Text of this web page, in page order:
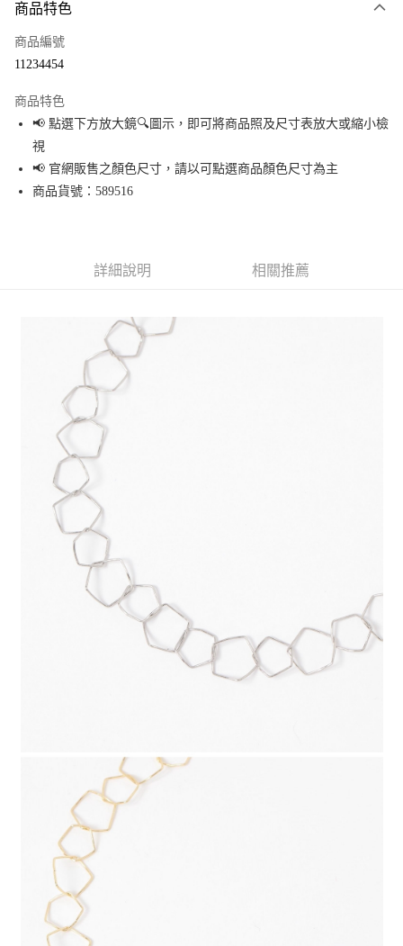
信用卡一次付款
Apple Pay
街口支付
悠遊付
【大哥付你分期使用說明】
1.本服務由台灣大哥大提供，台灣大哥大用戶可立即使用無須另外申請。
2.付款方式選擇「大哥付你分期」，訂單成立後會自動跳轉到大哥付的交易
流程，驗證手機門號後，選擇欲分期的期數、繳款截止日，確認付款後即完
3.實際核准額度、可分期數及費用金額請依後續交易確認頁面所載為準。
4.訂單成立30分鐘內，如未前往確認交易或遇審核未通過，訂單將自動取
消。如遇「轉專審核」未通過狀況，表示未達大哥付你分期系統評分，恕無
法說明評估內容。
【繳款方式說明】
1.分期款項不併入電信帳單，「大哥付你分期」於每月結算日後寄送繳費提
醒簡訊。
2.透過簡訊連結打開帳單後，可選擇「超商條碼／台灣大直營門市／銀行轉
帳／街口支付／iPASS MONEY」等通路繳費。
1.本服務係由「台灣大哥大股份有限公司」（以下簡稱本公司）所提供，讓
用戶於交易時，得透過本服務購買商品或服務，並由商店將買賣／分期付款
買賣價金債權讓與本公司後，依約使用本公司帳單繳交帳款。
2.基於同意付款使用「大哥付你分期」之契約關係目的，商店將以您的個人
資料（包含姓名、電話或地址）提供予台灣大哥大進項蒐集、處理及利用，
由本公司與您本人進行分期帳單所需資料之確認、核對及更正。
https://oppay.tw/userRule
AFTEE先享後付
【關於「AFTEE先享後付」】
AFTEE先享後付是「在收到商品之後才付款」的支付方式。 讓您購物簡單便
利好安心！
１．簡單：不需註冊會員、不需綁卡、不需儲值。
２．便利：只要手機號碼，簡訊認證，即可結帳。
３．安心：先確認商品／服務後，再付款。
【「AFTEE先享後付」結帳流程】
１．於結帳方式選擇「AFTEE先享後付」後，將跳轉至「AFTEE先享後付」
結帳頁面，進行簡訊認證並確認金額後，即可完成結帳。
２．訂單成立數日內，您將收到繳費通知簡訊。
３．收到繳費通知簡訊後14天內，點擊此簡訊中的連結，可透過四大超商／
ATM／網路銀行／等多元方式進行付款，方視為交易完成。
※ 請注意：結帳手續完成當下不需立刻繳費，但若您需要取消訂單，請聯絡
購買商品的店家。未經商家同意取消之訂單仍視為有效，需透過AFTEE先享
※ 交易是否成功請以「AFTEE先享後付 」之結帳頁面顯示為準，若有關於
是否繳費成功／繳費後需取消欲退款等相關疑問，請聯繫「AFTEE先享後付
https://netprotections.freshdesk.com/support/home
權轉讓予恩沛科技股份有限公司。
２．關於個人資料處理事宜，請瀏覽以下網址：
３．未成年的使用者請事先徵得法定代理人或監護人之同意方可使用
「AFTEE先享後付」，若未經同意申辦者引起之損失，本公司不負相關責
４．使用「AFTEE先享後付」時，將依據個別帳號之用戶狀況，依本公司即
時審查核予不同之上限額度；若仍有額度不足之情形，本公司將視審查結果
請求用戶進行身份認證。
５．嚴禁一人註冊多個帳號或使用他人資訊註冊。若發現惡意使用之情形，
恩沛科技股份有限公司將有權停止該用戶之使用額度並採取法律行動。
運送方式
全家 取貨付款
每筆NT$80，滿NT$888(含以上)免運費
付款後 全家取貨
每筆NT$80，滿NT$888(含以上)免運費
7-11 取貨付款
每筆NT$80，滿NT$1,500(含以上)免運費
每筆NT$80，滿NT$1,500(含以上)免運費
商品特色
商品編號
11234454
商品特色
📢 點選下方放大鏡🔍圖示，即可將商品照及尺寸表放大或縮小檢
視
📢 官網販售之顏色尺寸，請以可點選商品顏色尺寸為主
商品貨號：589516
詳細說明 相關推薦